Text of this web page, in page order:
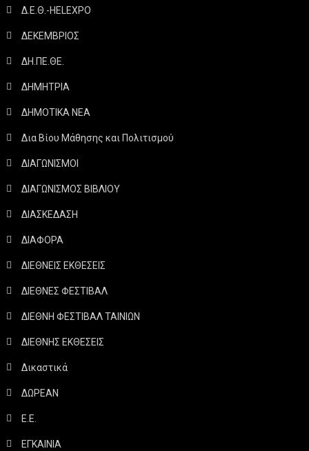
Δ.Ε.Θ.-HELEXPO
ΔΕΚΕΜΒΡΙΟΣ
ΔΗ.ΠΕ.ΘΕ.
ΔΗΜΗΤΡΙΑ
ΔΗΜΟΤΙΚΑ ΝΕΑ
Δια Βίου Μάθησης και Πολιτισμού
ΔΙΑΓΩΝΙΣΜΟΙ
ΔΙΑΓΩΝΙΣΜΟΣ ΒΙΒΛΙΟΥ
ΔΙΑΣΚΕΔΑΣΗ
ΔΙΑΦΟΡΑ
ΔΙΕΘΝΕΙΣ ΕΚΘΕΣΕΙΣ
ΔΙΕΘΝΕΣ ΦΕΣΤΙΒΑΛ
ΔΙΕΘΝΗ ΦΕΣΤΙΒΑΛ ΤΑΙΝΙΩΝ
ΔΙΕΘΝΗΣ ΕΚΘΕΣΕΙΣ
Δικαστικά
ΔΩΡΕΑΝ
Ε.Ε.
ΕΓΚΑΙΝΙΑ